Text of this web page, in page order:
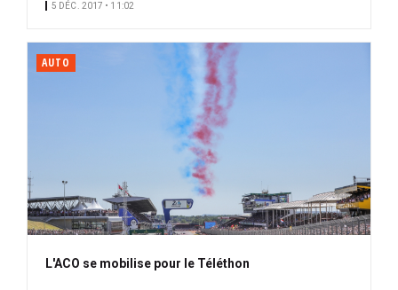
5 DÉC. 2017 • 11:02
AUTO
L'ACO se mobilise pour le Téléthon